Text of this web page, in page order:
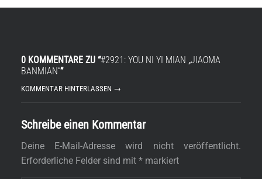
0 KOMMENTARE ZU “#2921: YOU NI YI MIAN „JIAOMA
BANMIAN“”
KOMMENTAR HINTERLASSEN →
Schreibe einen Kommentar
Deine E-Mail-Adresse wird nicht veröffentlicht.
Erforderliche Felder sind mit *markiert